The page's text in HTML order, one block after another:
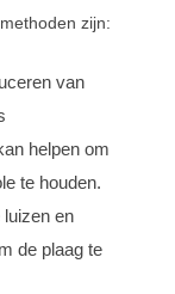
zijn:
van
helpen om
te houden.
en
de plaag te